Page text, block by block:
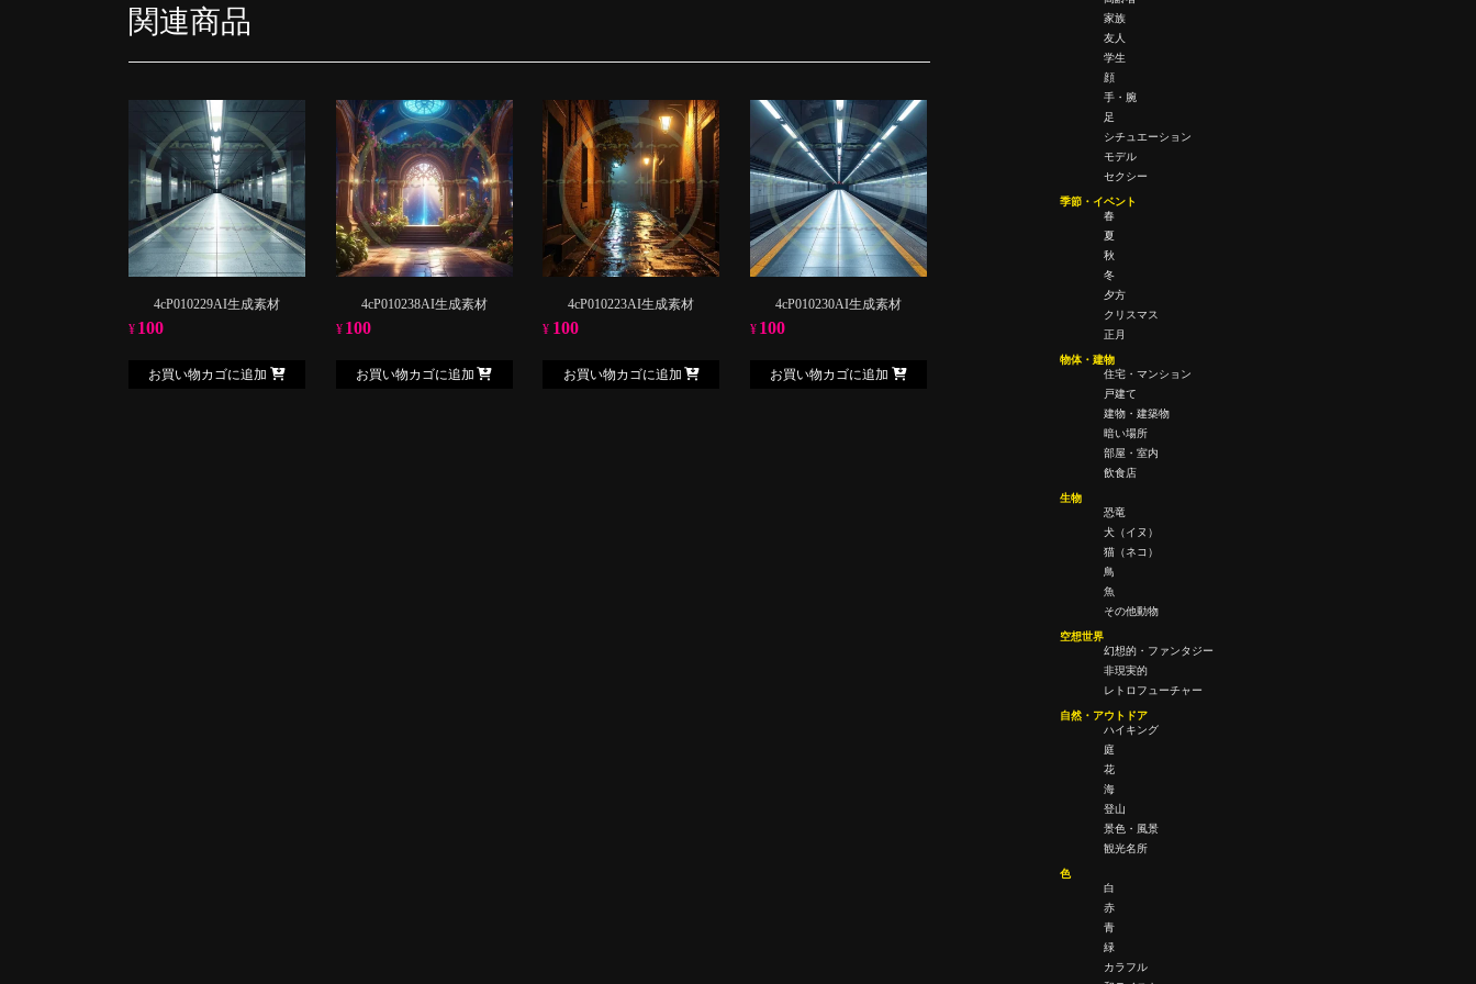
関連商品
4cP010229AI生成素材
¥ 100
お買い物カゴに追加
4cP010238AI生成素材
¥ 100
お買い物カゴに追加
4cP010223AI生成素材
¥ 100
お買い物カゴに追加
4cP010230AI生成素材
¥ 100
お買い物カゴに追加
家族
友人
学生
顔
手・腕
足
シチュエーション
モデル
セクシー
季節・イベント
春
夏
秋
冬
夕方
クリスマス
正月
物体・建物
住宅・マンション
戸建て
建物・建築物
暗い場所
部屋・室内
飲食店
生物
恐竜
犬（イヌ）
猫（ネコ）
鳥
魚
その他動物
空想世界
幻想的・ファンタジー
非現実的
レトロフューチャー
自然・アウトドア
ハイキング
庭
花
海
登山
景色・風景
観光名所
色
白
赤
青
緑
カラフル